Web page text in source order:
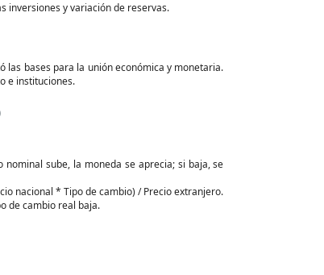
inversiones y variación de reservas.
las bases para la unión económica y monetaria.
e instituciones.
sube, la moneda se aprecia; si baja, se
nacional * Tipo de cambio) / Precio extranjero.
de cambio real baja.